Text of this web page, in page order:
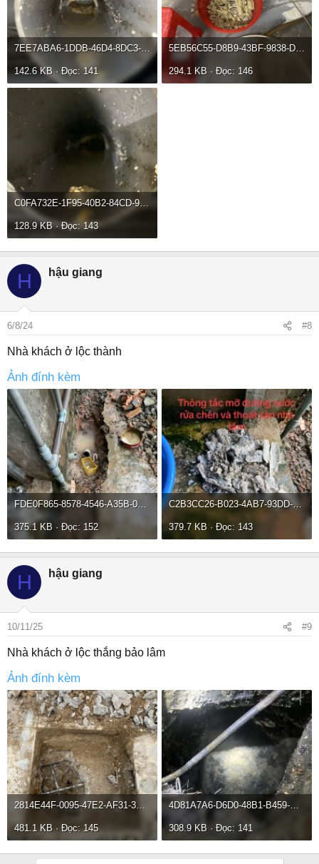
7EE7ABA6-1DDB-46D4-8DC3-6DED7893AED6.jpeg
142.6 KB · Đọc: 141
5EB56C55-D8B9-43BF-9838-D89985802140.jpeg
294.1 KB · Đọc: 146
C0FA732E-1F95-40B2-84CD-9C3904E081EF.jpeg
128.9 KB · Đọc: 143
H hậu giang
6/8/24 #8
Nhà khách ở lộc thành
Ảnh đính kèm
FDE0F865-8578-4546-A35B-08B72538FCF8.jpeg
375.1 KB · Đọc: 152
C2B3CC26-B023-4AB7-93DD-AEFE53CEBB56.jpeg
379.7 KB · Đọc: 143
H hậu giang
10/11/25 #9
Nhà khách ở lộc thắng bảo lâm
Ảnh đính kèm
2814E44F-0095-47E2-AF31-3B5C5BEA640A.jpeg
481.1 KB · Đọc: 145
4D81A7A6-D6D0-48B1-B459-E1249211CA50.jpeg
308.9 KB · Đọc: 141